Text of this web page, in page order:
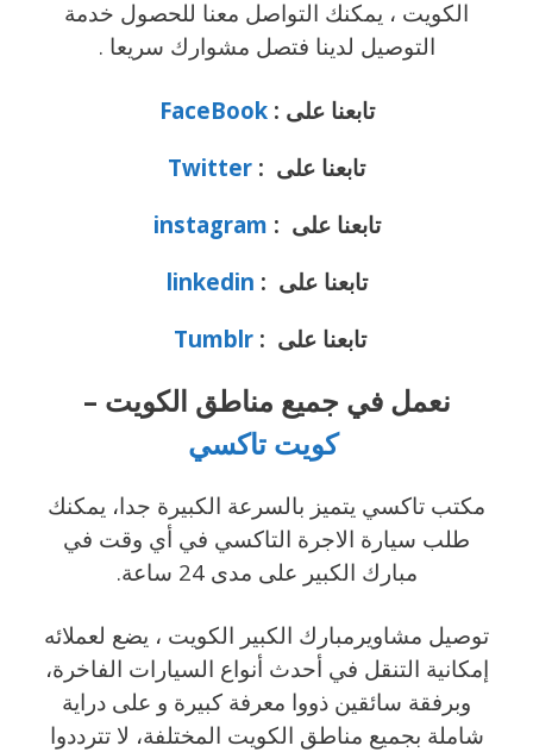
الكويت ، يمكنك التواصل معنا للحصول خدمة
التوصيل لدينا فتصل مشوارك سريعا .
تابعنا على :FaceBook
تابعنا على : Twitter
تابعنا على : instagram
تابعنا على : linkedin
تابعنا على :Tumblr
نعمل في جميع مناطق الكويت –
كويت تاكسي
مكتب تاكسي يتميز بالسرعة الكبيرة جدا، يمكنك
طلب سيارة الاجرة التاكسي في أي وقت في
مبارك الكبير على مدى 24 ساعة.
توصيل مشاويرمبارك الكبير الكويت ، يضع لعملائه
إمكانية التنقل في أحدث أنواع السيارات الفاخرة،
وبرفقة سائقين ذووا معرفة كبيرة و على دراية
شاملة بجميع مناطق الكويت المختلفة، لا تترددوا